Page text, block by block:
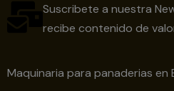
Suscribete a nuestra
recibe contenido de
Maquinaria para panaderias en